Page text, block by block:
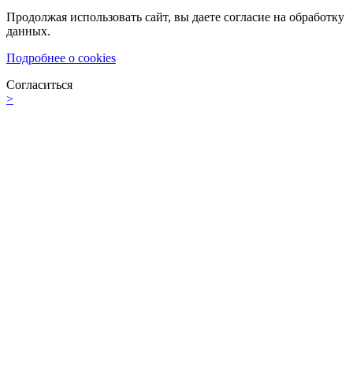
Продолжая использовать сайт, вы даете согласие на обработку
данных.
Подробнее о cookies
Согласиться
>